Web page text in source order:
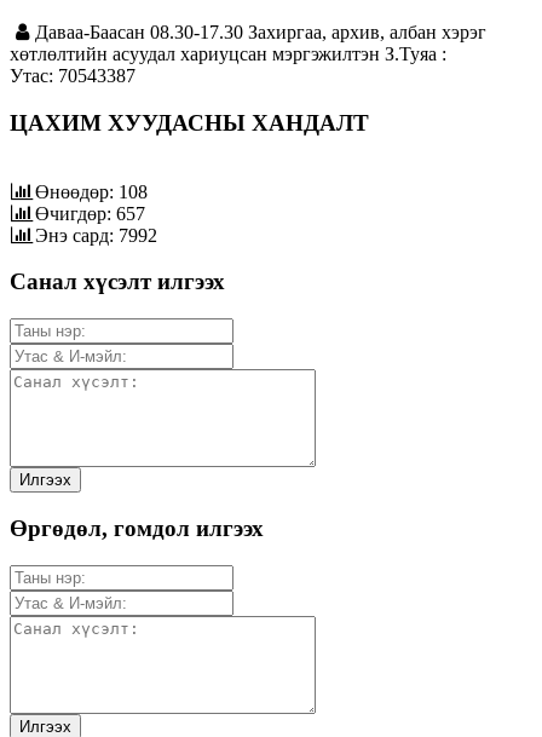
Даваа-Баасан 08.30-17.30 Захиргаа, архив, албан хэрэг
хөтлөлтийн асуудал хариуцсан мэргэжилтэн З.Туяа :
Утас: 70543387
ЦАХИМ ХУУДАСНЫ ХАНДАЛТ
Өнөөдөр: 108
Өчигдөр: 657
Энэ сард: 7992
Санал хүсэлт илгээх
Өргөдөл, гомдол илгээх